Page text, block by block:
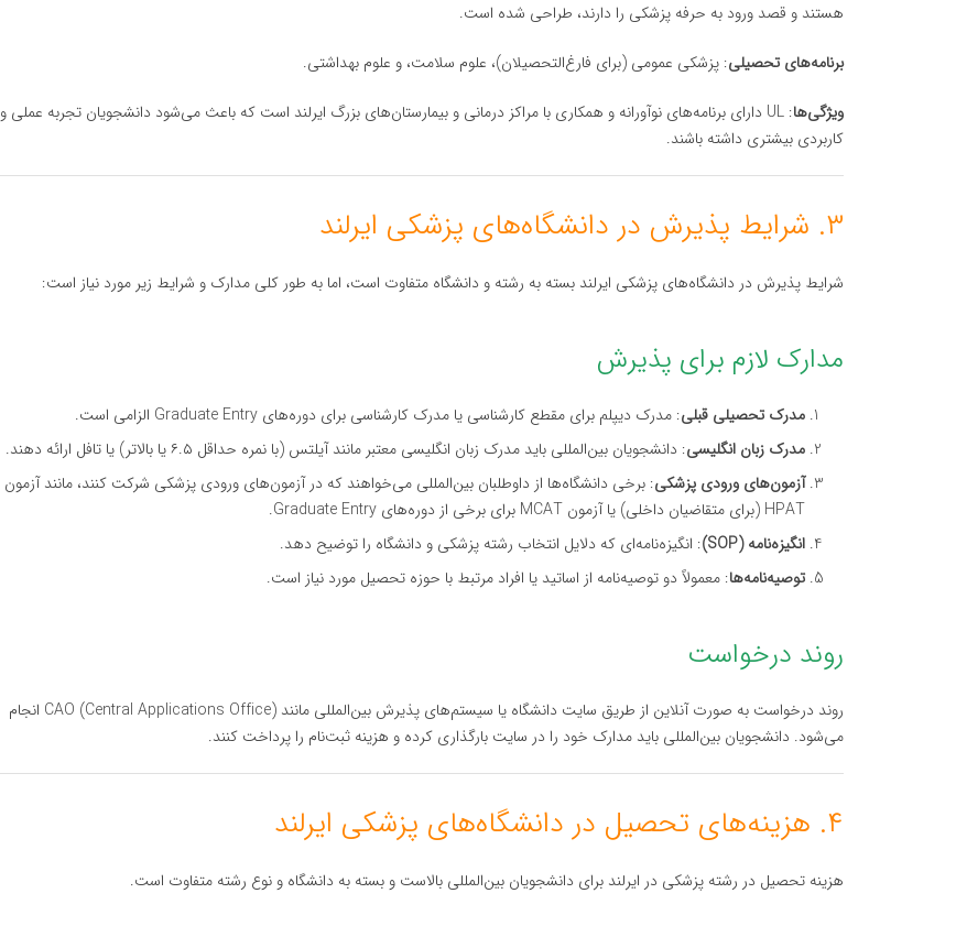
هستند و قصد ورود به حرفه پزشکی را دارند، طراحی شده است.
برنامه‌های تحصیلی: پزشکی عمومی (برای فارغ‌التحصیلان)، علوم سلامت، و علوم بهداشتی.
ویژگی‌ها
: UL دارای برنامه‌های نوآورانه و همکاری با مراکز درمانی و بیمارستان‌های بزرگ ایرلند است که باعث می‌شود دانشجویان تجربه عملی و
کاربردی بیشتری داشته باشند.
۳. شرایط پذیرش در دانشگاه‌های پزشکی ایرلند
شرایط پذیرش در دانشگاه‌های پزشکی ایرلند بسته به رشته و دانشگاه متفاوت است، اما به طور کلی مدارک و شرایط زیر مورد نیاز است:
مدارک لازم برای پذیرش
مدرک تحصیلی قبلی: مدرک دیپلم برای مقطع کارشناسی یا مدرک کارشناسی برای دوره‌های Graduate Entry الزامی است.
مدرک زبان انگلیسی: دانشجویان بین‌المللی باید مدرک زبان انگلیسی معتبر مانند آیلتس (با نمره حداقل ۶.۵ یا بالاتر) یا تافل ارائه دهند.
آزمون‌های ورودی پزشکی: برخی دانشگاه‌ها از داوطلبان بین‌المللی می‌خواهند که در آزمون‌های ورودی پزشکی شرکت کنند، مانند آزمون
HPAT (برای متقاضیان داخلی) یا آزمون MCAT برای برخی از دوره‌های Graduate Entry.
انگیزه‌نامه (SOP)
: انگیزه‌نامه‌ای که دلایل انتخاب رشته پزشکی و دانشگاه را توضیح دهد.
توصیه‌نامه‌ها: معمولاً دو توصیه‌نامه از اساتید یا افراد مرتبط با حوزه تحصیل مورد نیاز است.
روند درخواست
روند درخواست به صورت آنلاین از طریق سایت دانشگاه یا سیستم‌های پذیرش بین‌المللی مانند CAO (Central Applications Office) انجام
می‌شود. دانشجویان بین‌المللی باید مدارک خود را در سایت بارگذاری کرده و هزینه ثبت‌نام را پرداخت کنند.
۴. هزینه‌های تحصیل در دانشگاه‌های پزشکی ایرلند
هزینه تحصیل در رشته پزشکی در ایرلند برای دانشجویان بین‌المللی بالاست و بسته به دانشگاه و نوع رشته متفاوت است.